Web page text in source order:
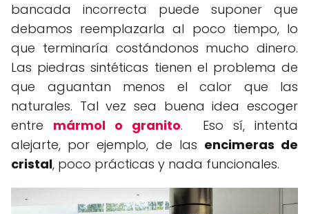
bancada incorrecta puede suponer que
debamos reemplazarla al poco tiempo, lo
que terminaría costándonos mucho dinero.
Las piedras sintéticas tienen el problema de
que aguantan menos el calor que las
naturales. Tal vez sea buena idea escoger
entre mármol o granito. Eso sí, intenta
alejarte, por ejemplo, de las encimeras de
cristal, poco prácticas y nada funcionales.